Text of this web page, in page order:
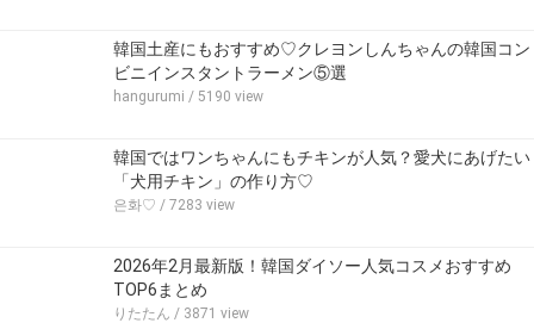
韓国土産にもおすすめ♡クレヨンしんちゃんの韓国コン
ビニインスタントラーメン⑤選
hangurumi / 5190 view
韓国ではワンちゃんにもチキンが人気？愛犬にあげたい
「犬用チキン」の作り方♡
은화♡ / 7283 view
2026年2月最新版！韓国ダイソー人気コスメおすすめ
TOP6まとめ
りたたん / 3871 view